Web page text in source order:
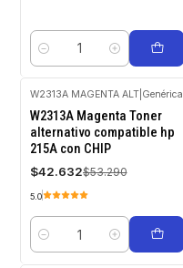
Cantidad
-20%
OFF
W2313A MAGENTA ALT| Genérica
W2313A Magenta Toner
alternativo compatible hp
215A con CHIP
$42.632$53.290
5.0
Cantidad